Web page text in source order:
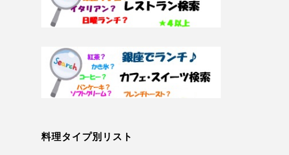
料理タイプ別リスト